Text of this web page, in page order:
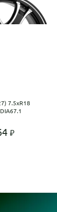
7.5xR18